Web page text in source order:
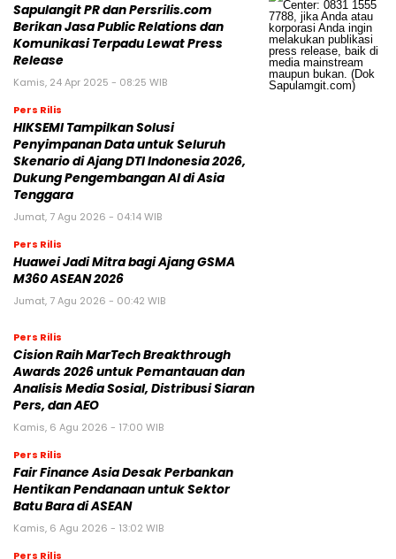
Sapulangit PR dan Persrilis.com
Berikan Jasa Public Relations dan
Komunikasi Terpadu Lewat Press
Release
Kamis, 24 Apr 2025 - 08:25 WIB
Pers Rilis
HIKSEMI Tampilkan Solusi
Penyimpanan Data untuk Seluruh
Skenario di Ajang DTI Indonesia 2026,
Dukung Pengembangan AI di Asia
Tenggara
Jumat, 7 Agu 2026 - 04:14 WIB
Pers Rilis
Huawei Jadi Mitra bagi Ajang GSMA
M360 ASEAN 2026
Jumat, 7 Agu 2026 - 00:42 WIB
Pers Rilis
Cision Raih MarTech Breakthrough
Awards 2026 untuk Pemantauan dan
Analisis Media Sosial, Distribusi Siaran
Pers, dan AEO
Kamis, 6 Agu 2026 - 17:00 WIB
Pers Rilis
Fair Finance Asia Desak Perbankan
Hentikan Pendanaan untuk Sektor
Batu Bara di ASEAN
Kamis, 6 Agu 2026 - 13:02 WIB
Pers Rilis